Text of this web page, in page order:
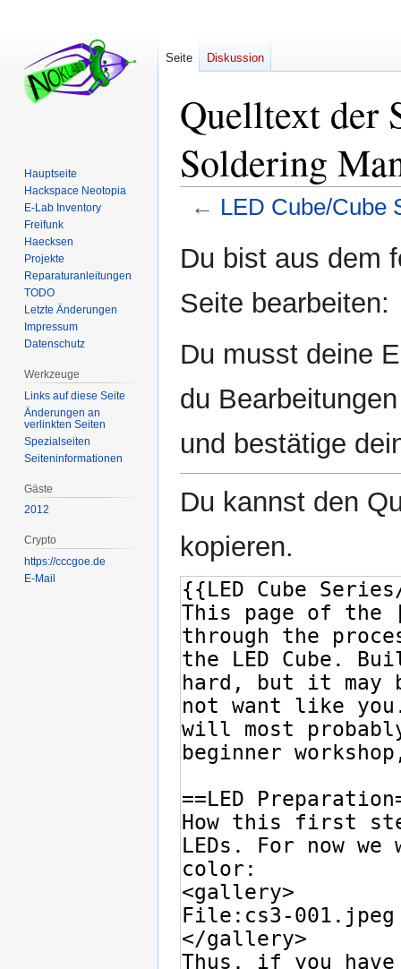
Quelltext der
Soldering
← LED Cube/Cube
Navigation
Suche
Du bist aus dem
Seite bearbeiten:
Du musst deine
du
und bestätige
Du kannst den
kopieren.
Seite Diskussion
Hauptseite
Hackspace Neotopia
E-Lab Inventory
Freifunk
Haecksen
Projekte
Reparaturanleitungen
TODO
Letzte Änderungen
Impressum
Datenschutz
Werkzeuge
Links auf diese Seite
Änderungen an
verlinkten Seiten
Spezialseiten
Seiten­­informationen
Gäste
2012
Crypto
https://cccgoe.de
E-Mail